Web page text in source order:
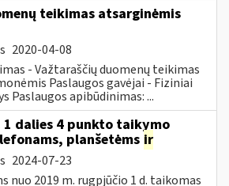
teikimas atsarginėmis
2020-04-08
- Važtaraščių duomenų teikimas
Paslaugos gavėjai - Fiziniai
Paslaugos apibūdinimas: ...
dalies 4 punkto taikymo
planšetėms ir
2024-07-23
nuo 2019 m. rugpjūčio 1 d. taikomas